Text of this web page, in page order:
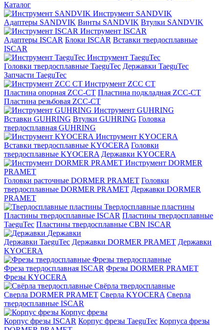
Каталог
Инструмент SANDVIK
Адаптеры SANDVIK Винты SANDVIK Втулки SANDVIK
Инструмент ISCAR
Адаптеры ISCAR Блоки ISCAR Вставки твердосплавные
ISCAR
Инструмент TaeguTec
Головки твердосплавные TaeguTec Державки TaeguTec
Запчасти TaeguTec
Инструмент ZCС CT
Пластина опорная ZCC-CT Пластина подкладная ZCC-CT
Пластина резьбовая ZCC-CT
Инструмент GUHRING
Вставки GUHRING Втулки GUHRING Головка
твердосплавная GUHRING
Инструмент KYOCERA
Вставки твердосплавные KYOCERA Головки
твердосплавные KYOCERA Державки KYOCERA
Инструмент DORMER
PRAMET
Головки расточные DORMER PRAMET Головки
твердосплавные DORMER PRAMET Державки DORMER
PRAMET
Твердосплавные пластины
Пластины твердосплавные ISCAR Пластины твердосплавные
TaeguTec Пластины твердосплавные CBN ISCAR
Державки
Державки TaeguTec Державки DORMER PRAMET Державки
KYOCERA
Фрезы твердосплавные
Фреза твердосплавная ISCAR Фрезы DORMER PRAMET
Фрезы KYOCERA
Свёрла твердосплавные
Сверла DORMER PRAMET Сверла KYOCERA Сверла
твердосплавные ISCAR
Корпус фрезы
Корпус фрезы ISCAR Корпус фрезы TaeguTec Корпуса фрезы